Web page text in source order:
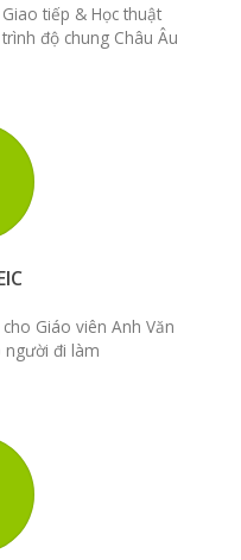
tiếp & Học thuật
độ chung Châu Âu
Giáo viên Anh Văn
người đi làm